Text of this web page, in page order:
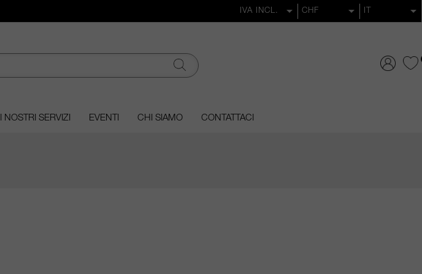
I NOSTRI SERVIZI EVENTI CHI SIAMO CONTATTACI